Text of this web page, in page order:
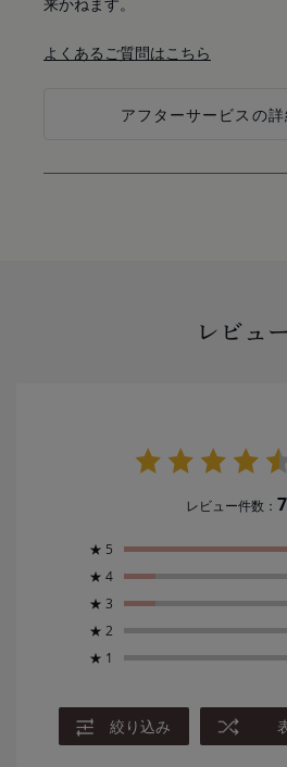
よくあるご質問はこちら
アフターサービスの
レビュ
レビュー件数：7
★ 5
★ 4
★ 3
★ 2
★ 1
絞り込み